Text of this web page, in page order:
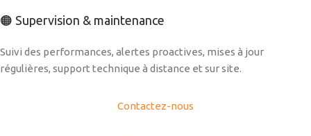
🟠 Supervision & maintenance
Suivi des performances, alertes proactives, mises à jour
régulières, support technique à distance et sur site.
Contactez-nous